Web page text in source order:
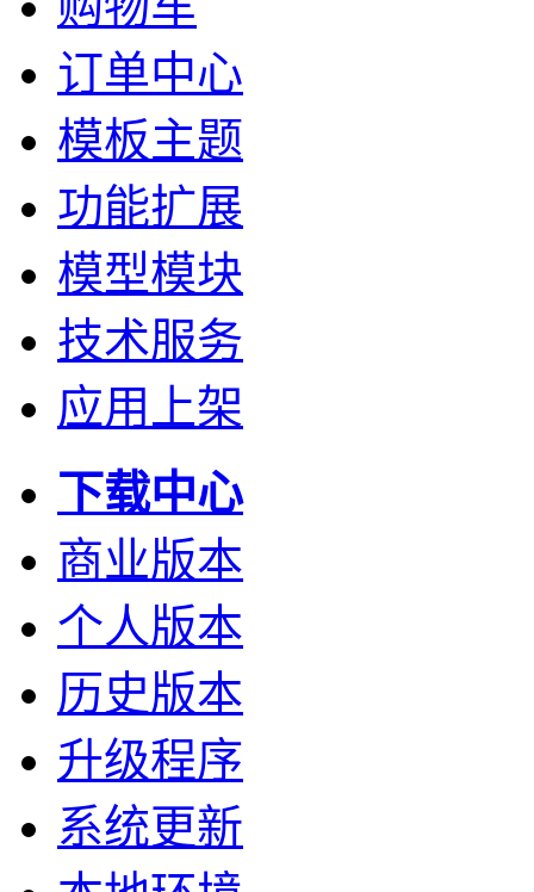
订单中心
模板主题
功能扩展
模型模块
技术服务
应用上架
下载中心
商业版本
个人版本
历史版本
升级程序
系统更新